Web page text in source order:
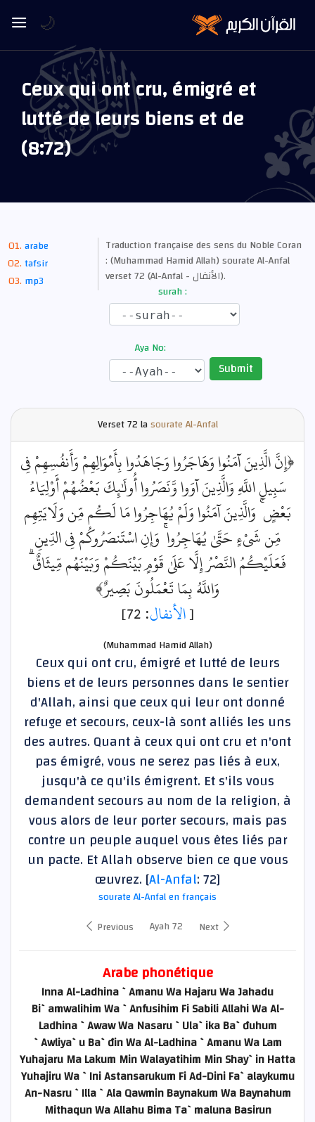
Ceux qui ont cru, émigré et
lutté de leurs biens et de
(8:72)
arabe
tafsir
mp3
Traduction française des sens du Noble Coran
: (Muhammad Hamid Allah) sourate Al-Anfal
verset 72 (Al-Anfal - الأنفال).
surah :
Aya No:
Submit
Verset72 lasourate Al-Anfal
﴿إِنَّ الَّذِينَ آمَنُوا وَهَاجَرُوا وَجَاهَدُوا بِأَمْوَالِهِمْ وَأَنفُسِهِمْ فِي
سَبِيلِ اللَّهِ وَالَّذِينَ آوَوا وَّنَصَرُوا أُولَٰئِكَ بَعْضُهُمْ أَوْلِيَاءُ
بَعْضٍ ۚ وَالَّذِينَ آمَنُوا وَلَمْ يُهَاجِرُوا مَا لَكُم مِّن وَلَايَتِهِم
مِّن شَيْءٍ حَتَّىٰ يُهَاجِرُوا ۚ وَإِنِ اسْتَنصَرُوكُمْ فِي الدِّينِ
فَعَلَيْكُمُ النَّصْرُ إِلَّا عَلَىٰ قَوْمٍ بَيْنَكُمْ وَبَيْنَهُم مِّيثَاقٌ ۗ
وَاللَّهُ بِمَا تَعْمَلُونَ بَصِيرٌ﴾
[الأنفال: 72]
(Muhammad Hamid Allah)
Ceux qui ont cru, émigré et lutté de leurs
biens et de leurs personnes dans le sentier
d'Allah, ainsi que ceux qui leur ont donné
refuge et secours, ceux-là sont alliés les uns
des autres. Quant à ceux qui ont cru et n'ont
pas émigré, vous ne serez pas liés à eux,
jusqu'à ce qu'ils émigrent. Et s'ils vous
demandent secours au nom de la religion, à
vous alors de leur porter secours, mais pas
contre un peuple auquel vous êtes liés par
un pacte. Et Allah observe bien ce que vous
œuvrez. [Al-Anfal: 72]
sourate Al-Anfal en français
Previous
Ayah 72 Next
Arabe phonétique
Inna Al-Ladhina `Amanu Wa Hajaru Wa Jahadu
Bi`amwalihim Wa `Anfusihim Fi Sabili Allahi Wa Al-
Ladhina `Awaw Wa Nasaru `Ula`ika Ba`đuhum
`Awliya`u Ba`đin Wa Al-Ladhina `Amanu Wa Lam
Yuhajaru Ma Lakum Min Walayatihim Min Shay`in Hatta
Yuhajiru Wa `Ini Astansarukum Fi Ad-Dini Fa`alaykumu
An-Nasru `Illa `Ala Qawmin Baynakum Wa Baynahum
Mithaqun Wa Allahu Bima Ta`maluna Basirun
🌙